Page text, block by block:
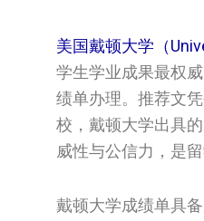
美国戴顿大学（
学生学业成果最权
绩单办理。推荐文
校，戴顿大学出具
威性与公信力，是
戴顿大学成绩单具